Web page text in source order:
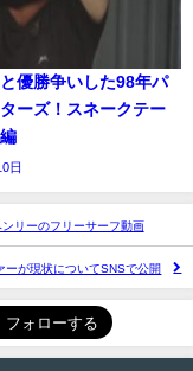
優勝争いした98年パ
ーズ！スネークテー
日
リーのフリーサーフ動画
ーが現状についてSNSで公開